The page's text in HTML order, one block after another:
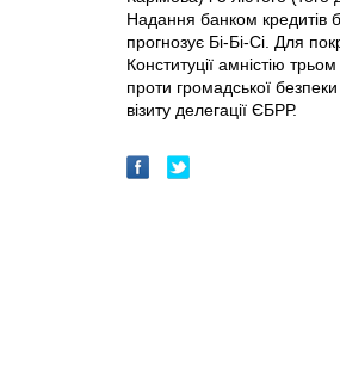
Надання банком кредитів
прогнозує Бі-Бі-Сі. Для
Конституції амністію
проти громадської
візиту делегації ЄБРР.